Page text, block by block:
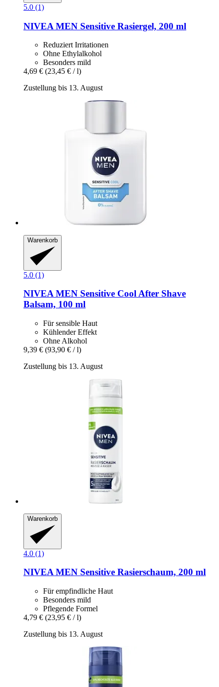
5.0 (1)
NIVEA MEN Sensitive Rasiergel, 200 ml
Reduziert Irritationen
Ohne Ethylalkohol
Besonders mild
4,69 € (23,45 € / l)
Zustellung bis 13. August
Warenkorb
5.0 (1)
NIVEAMEN Sensitive Cool After Shave
Balsam, 100 ml
Für sensible Haut
Kühlender Effekt
Ohne Alkohol
9,39 € (93,90 € / l)
Zustellung bis 13. August
Warenkorb
4.0 (1)
NIVEAMEN Sensitive Rasierschaum, 200 ml
Für empfindliche Haut
Besonders mild
Pflegende Formel
4,79 € (23,95 € / l)
Zustellung bis 13. August